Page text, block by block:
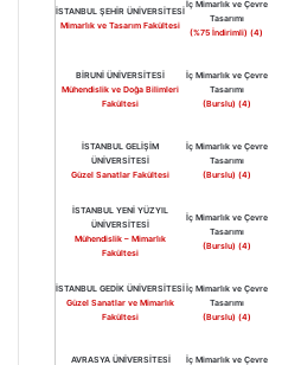
İSTANBUL ŞEHİR ÜNİVERSİTESİ
Mimarlık ve Tasarım Fakültesi
İç Mimarlık ve Çevre
Tasarımı
(%75 İndirimli) (4)
BİRUNİ ÜNİVERSİTESİ
Mühendislik ve Doğa Bilimleri
Fakültesi
İç Mimarlık ve Çevre
Tasarımı
(Burslu) (4)
İSTANBUL GELİŞİM
ÜNİVERSİTESİ
Güzel Sanatlar Fakültesi
İç Mimarlık ve Çevre
Tasarımı
(Burslu) (4)
İSTANBUL YENİ YÜZYIL
ÜNİVERSİTESİ
Mühendislik – Mimarlık
Fakültesi
İç Mimarlık ve Çevre
Tasarımı
(Burslu) (4)
İSTANBUL GEDİK ÜNİVERSİTESİ
Güzel Sanatlar ve Mimarlık
Fakültesi
İç Mimarlık ve Çevre
Tasarımı
(Burslu) (4)
AVRASYA ÜNİVERSİTESİ
İç Mimarlık ve Çevre